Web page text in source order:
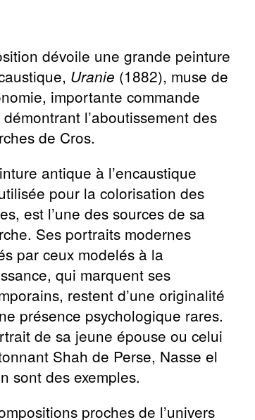
dévoile une grande peinture
Uranie (1882), muse de
importante commande
démontrant l’aboutissement des
de Cros.
antique à l’encaustique
pour la colorisation des
est l’une des sources de sa
Ses portraits modernes
par ceux modelés à la
qui marquent ses
restent d’une originalité
présence psychologique rares.
de sa jeune épouse ou celui
Shah de Perse, Nasse el
sont des exemples.
proches de l’univers